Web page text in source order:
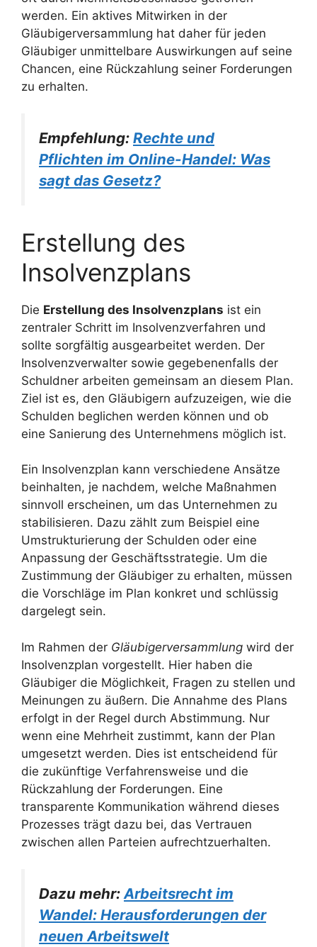
werden. Ein aktives Mitwirken in der
Gläubigerversammlung hat daher für jeden
Gläubiger unmittelbare Auswirkungen auf seine
Chancen, eine Rückzahlung seiner Forderungen
zu erhalten.
Empfehlung: Rechte und
Pflichten im Online-Handel: Was
sagt das Gesetz?
Erstellung des
Insolvenzplans
Die Erstellung des Insolvenzplans ist ein
zentraler Schritt im Insolvenzverfahren und
sollte sorgfältig ausgearbeitet werden. Der
Insolvenzverwalter sowie gegebenenfalls der
Schuldner arbeiten gemeinsam an diesem Plan.
Ziel ist es, den Gläubigern aufzuzeigen, wie die
Schulden beglichen werden können und ob
eine Sanierung des Unternehmens möglich ist.
Ein Insolvenzplan kann verschiedene Ansätze
beinhalten, je nachdem, welche Maßnahmen
sinnvoll erscheinen, um das Unternehmen zu
stabilisieren. Dazu zählt zum Beispiel eine
Umstrukturierung der Schulden oder eine
Anpassung der Geschäftsstrategie. Um die
Zustimmung der Gläubiger zu erhalten, müssen
die Vorschläge im Plan konkret und schlüssig
dargelegt sein.
Im Rahmen der Gläubigerversammlung wird der
Insolvenzplan vorgestellt. Hier haben die
Gläubiger die Möglichkeit, Fragen zu stellen und
Meinungen zu äußern. Die Annahme des Plans
erfolgt in der Regel durch Abstimmung. Nur
wenn eine Mehrheit zustimmt, kann der Plan
umgesetzt werden. Dies ist entscheidend für
die zukünftige Verfahrensweise und die
Rückzahlung der Forderungen. Eine
transparente Kommunikation während dieses
Prozesses trägt dazu bei, das Vertrauen
zwischen allen Parteien aufrechtzuerhalten.
Dazu mehr:Arbeitsrecht im
Wandel: Herausforderungen der
neuen Arbeitswelt